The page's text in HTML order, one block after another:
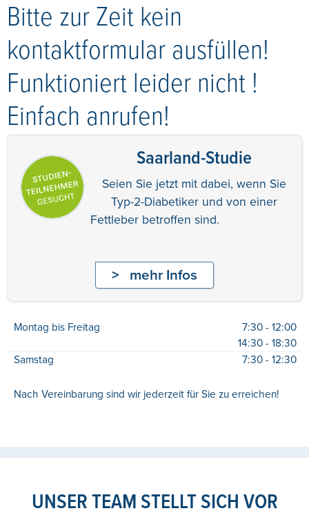
Bitte zur Zeit kein
kontaktformular ausfüllen!
Funktioniert leider nicht !
Einfach anrufen!
Saarland-Studie
Seien Sie jetzt mit dabei, wenn Sie
Typ-2-Diabetiker und von einer
Fettleber betroffen sind.
mehr Infos
Montag bis Freitag
7:30 - 12:00
14:30 - 18:30
Samstag
7:30 - 12:30
Nach Vereinbarung sind wir jederzeit für Sie zu erreichen!
UNSER TEAM STELLT SICH VOR